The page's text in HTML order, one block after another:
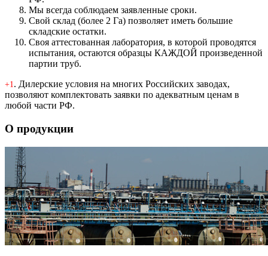
Мы всегда соблюдаем заявленные сроки.
Свой склад (более 2 Га) позволяет иметь большие
складские остатки.
Своя аттестованная лаборатория, в которой проводятся
испытания, остаются образцы КАЖДОЙ произведенной
партии труб.
+1. Дилерские условия на многих Российских заводах,
позволяют комплектовать заявки по адекватным ценам в
любой части РФ.
О продукции